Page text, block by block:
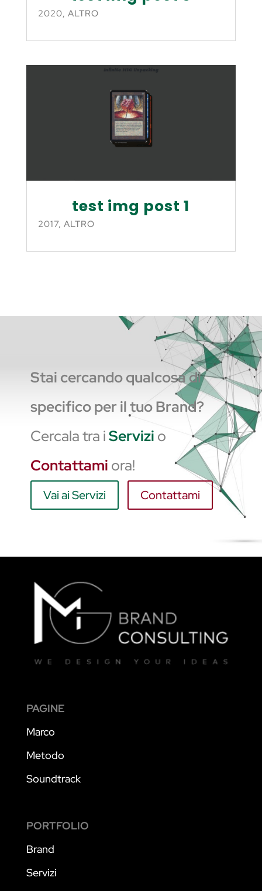
2020, ALTRO
test img post 1
2017, ALTRO
Stai cercando qualcosa di
specifico per il tuo Brand?
Cercala tra iServizi o
Contattami ora!
Vai ai Servizi Contattami
PAGINE
Marco
Metodo
Soundtrack
PORTFOLIO
Brand
Servizi